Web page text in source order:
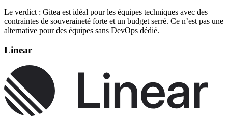
Le verdict : Gitea est idéal pour les équipes techniques avec des
contraintes de souveraineté forte et un budget serré. Ce n’est pas une
alternative pour des équipes sans DevOps dédié.
Linear